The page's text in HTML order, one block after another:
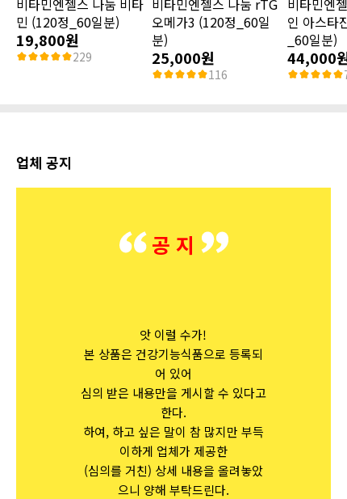
비타민엔젤스 나눔 비타
민 (120정_60일분)
19,800원
229
비타민엔젤스 나눔 rTG
오메가3 (120정_60일
분)
25,000원
116
비타민엔
인 아스타
_60일분)
44,000원
업체 공지
공 지
앗 이럴 수가!
본 상품은 건강기능식품으로 등록되
어 있어
심의 받은 내용만을 게시할 수 있다고
한다.
하여, 하고 싶은 말이 참 많지만 부득
이하게 업체가 제공한
(심의를 거친) 상세 내용을 올려놓았
으니 양해 부탁드린다.